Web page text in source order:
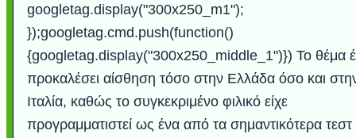
googletag.display("300x250_m1");
});googletag.cmd.push(function()
{googletag.display("300x250_middle_1")}) Το θέμα
προκαλέσει αίσθηση τόσο στην Ελλάδα όσο και
Ιταλία, καθώς το συγκεκριμένο φιλικό είχε
προγραμματιστεί ως ένα από τα σημαντικότερα τεστ